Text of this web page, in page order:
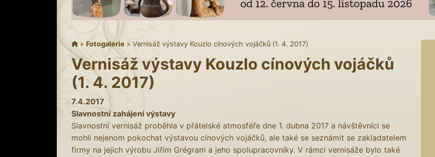
» Fotogalerie » Vernisáž výstavy Kouzlo cínových vojáčků (1. 4. 2017)
Vernisáž výstavy Kouzlo cínových vojáčků
(1. 4. 2017)
7.4.2017
Slavnostní zahájení výstavy
Slavnostní vernisáž proběhla v přátelské atmosféře dne 1. dubna 2017 a návštěvníci se
mohli nejenom pokochat výstavou cínových vojáčků, ale také se seznámit se zakladatelem
firmy na jejich výrobu Jiřím Grégram a jeho spolupracovníky. V rámci vernisáže bylo také